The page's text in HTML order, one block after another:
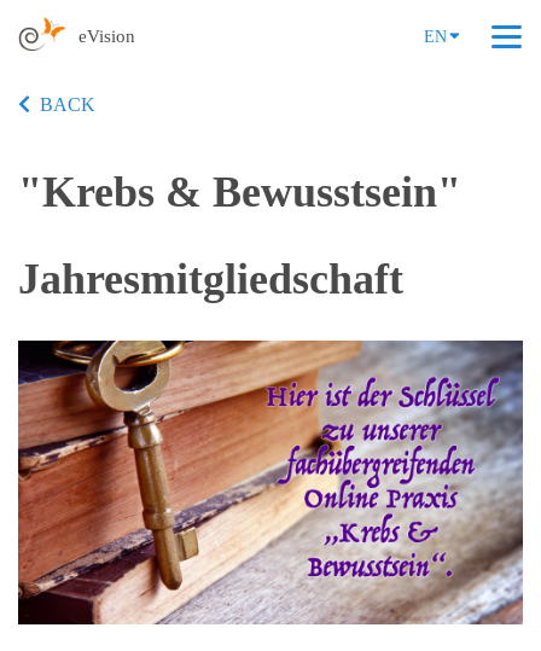
eVision EN
BACK
"Krebs & Bewusstsein"
Jahresmitgliedschaft